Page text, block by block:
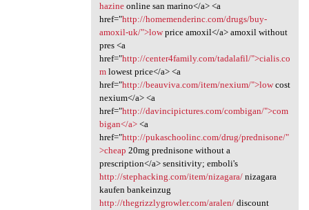
hazineonline san marino</a> <a
href="http://homemenderinc.com/drugs/buy-
amoxil-uk/">lowprice amoxil</a> amoxil without
pres <a
href="http://center4family.com/tadalafil/">cialis.co
mlowest price</a> <a
href="http://beauviva.com/item/nexium/">lowcost
nexium</a> <a
href="http://davincipictures.com/combigan/">com
bigan</a><a
href="http://pukaschoolinc.com/drug/prednisone/"
>cheap 20mg prednisone without a
prescription</a> sensitivity; emboli's
http://stephacking.com/item/nizagara/nizagara
kaufen bankeinzug
http://thegrizzlygrowler.com/aralen/discount